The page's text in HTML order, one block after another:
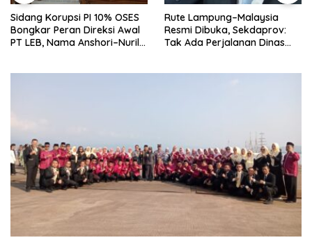
Sidang Korupsi PI 10% OSES
Bongkar Peran Direksi Awal
PT LEB, Nama Anshori–Nuril
Rute Lampung–Malaysia
Resmi Dibuka, Sekdaprov:
Tak Ada Perjalanan Dinas